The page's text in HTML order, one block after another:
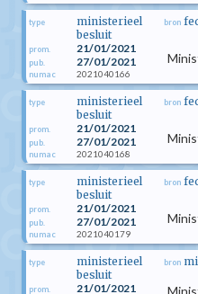
type
ministerieel
besluit
prom. 21/01/2021
pub. 27/01/2021
numac 2021040166
bron
type
ministerieel
besluit
prom. 21/01/2021
pub. 27/01/2021
numac 2021040168
bron
type
ministerieel
besluit
prom. 21/01/2021
pub. 27/01/2021
numac 2021040179
bron
type
ministerieel
besluit
prom. 21/01/2021
bron